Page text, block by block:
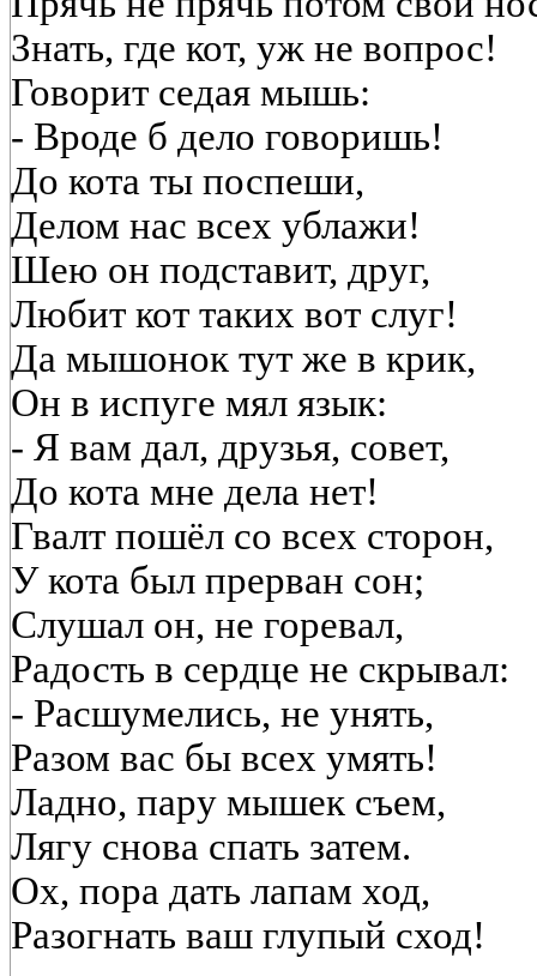
Знать, где кот, уж не вопрос!
Говорит седая мышь:
- Вроде б дело говоришь!
До кота ты поспеши,
Делом нас всех ублажи!
Шею он подставит, друг,
Любит кот таких вот слуг!
Да мышонок тут же в крик,
Он в испуге мял язык:
- Я вам дал, друзья, совет,
До кота мне дела нет!
Гвалт пошёл со всех сторон,
У кота был прерван сон;
Слушал он, не горевал,
Радость в сердце не скрывал:
- Расшумелись, не унять,
Разом вас бы всех умять!
Ладно, пару мышек съем,
Лягу снова спать затем.
Ох, пора дать лапам ход,
Разогнать ваш глупый сход!